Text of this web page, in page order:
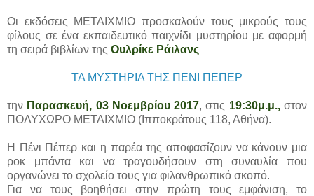
Οι εκδόσεις ΜΕΤΑΙΧΜΙΟ προσκαλούν τους μικρούς τους
φίλους σε ένα εκπαιδευτικό παιχνίδι μυστηρίου με αφορμή
τη σειρά βιβλίων της Ουλρίκε Ράιλανς
ΤΑ ΜΥΣΤΗΡΙΑ ΤΗΣ ΠΕΝΙ ΠΕΠΕΡ
την Παρασκευή, 03 Νοεμβρίου 2017, στις 19:30μ.μ.,στον
ΠΟΛΥΧΩΡΟ ΜΕΤΑΙΧΜΙΟ (Ιπποκράτους 118, Αθήνα).
Η Πένι Πέπερ και η παρέα της αποφασίζουν να κάνουν μια
ροκ μπάντα και να τραγουδήσουν στη συναυλία που
οργανώνει το σχολείο τους για φιλανθρωπικό σκοπό.
Για να τους βοηθήσει στην πρώτη τους εμφάνιση, το